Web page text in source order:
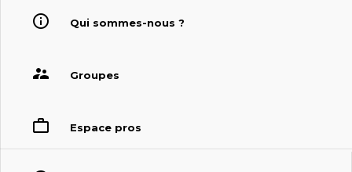
Qui sommes-nous ?
Groupes
Espace pros